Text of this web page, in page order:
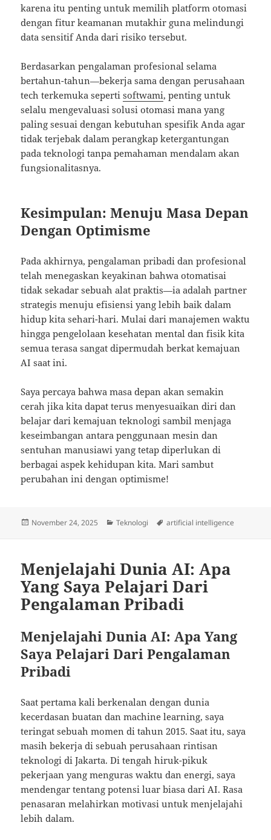
karena itu penting untuk memilih platform otomasi
dengan fitur keamanan mutakhir guna melindungi
data sensitif Anda dari risiko tersebut.
Berdasarkan pengalaman profesional selama
bertahun-tahun—bekerja sama dengan perusahaan
tech terkemuka sepertisoftwami, penting untuk
selalu mengevaluasi solusi otomasi mana yang
paling sesuai dengan kebutuhan spesifik Anda agar
tidak terjebak dalam perangkap ketergantungan
pada teknologi tanpa pemahaman mendalam akan
fungsionalitasnya.
Kesimpulan: Menuju Masa Depan
Dengan Optimisme
Pada akhirnya, pengalaman pribadi dan profesional
telah menegaskan keyakinan bahwa otomatisai
tidak sekadar sebuah alat praktis—ia adalah partner
strategis menuju efisiensi yang lebih baik dalam
hidup kita sehari-hari. Mulai dari manajemen waktu
hingga pengelolaan kesehatan mental dan fisik kita
semua terasa sangat dipermudah berkat kemajuan
AI saat ini.
Saya percaya bahwa masa depan akan semakin
cerah jika kita dapat terus menyesuaikan diri dan
belajar dari kemajuan teknologi sambil menjaga
keseimbangan antara penggunaan mesin dan
sentuhan manusiawi yang tetap diperlukan di
berbagai aspek kehidupan kita. Mari sambut
perubahan ini dengan optimisme!
Posted
November 24, 2025 Categories
Teknologi Tags
artificial intelligence
Menjelajahi Dunia AI: Apa
Yang Saya Pelajari Dari
Pengalaman Pribadi
Menjelajahi Dunia AI: Apa Yang
Saya Pelajari Dari Pengalaman
Pribadi
Saat pertama kali berkenalan dengan dunia
kecerdasan buatan dan machine learning, saya
teringat sebuah momen di tahun 2015. Saat itu, saya
masih bekerja di sebuah perusahaan rintisan
teknologi di Jakarta. Di tengah hiruk-pikuk
pekerjaan yang menguras waktu dan energi, saya
mendengar tentang potensi luar biasa dari AI. Rasa
penasaran melahirkan motivasi untuk menjelajahi
lebih dalam.